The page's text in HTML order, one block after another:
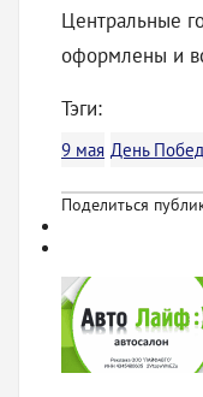
Центральные
оформлены и
Тэги:
9 мая День
Поделиться